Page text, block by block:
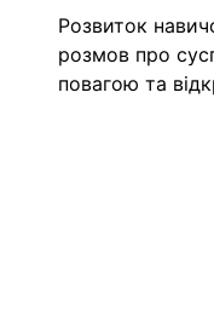
Розвиток
розмов про
повагою та